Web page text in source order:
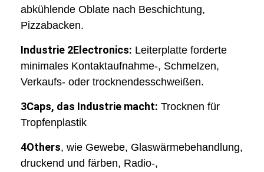
abkühlende Oblate nach Beschichtung,
Pizzabacken.
Industrie 2Electronics: Leiterplatte forderte
minimales Kontaktaufnahme-, Schmelzen,
Verkaufs- oder trocknendesschweißen.
3Caps, das Industrie macht: Trocknen für
Tropfenplastik
4Others, wie Gewebe, Glaswärmebehandlung,
druckend und färben, Radio-,